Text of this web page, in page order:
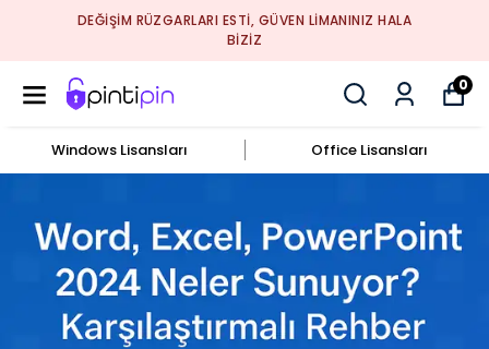
DEĞIŞIM RÜZGARLARI ESTI, GÜVEN LIMANINIZ HALA
BIZIZ
0
Windows Lisansları Office Lisansları